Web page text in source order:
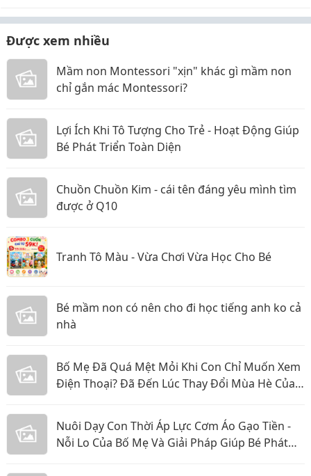
Được xem nhiều
Mầm non Montessori "xịn" khác gì mầm non
chỉ gắn mác Montessori?
Lợi Ích Khi Tô Tượng Cho Trẻ - Hoạt Động Giúp
Bé Phát Triển Toàn Diện
Chuồn Chuồn Kim - cái tên đáng yêu mình tìm
được ở Q10
Tranh Tô Màu - Vừa Chơi Vừa Học Cho Bé
Bé mầm non có nên cho đi học tiếng anh ko cả
nhà
Bố Mẹ Đã Quá Mệt Mỏi Khi Con Chỉ Muốn Xem
Điện Thoại? Đã Đến Lúc Thay Đổi Mùa Hè Của
Nuôi Dạy Con Thời Áp Lực Cơm Áo Gạo Tiền -
Nỗi Lo Của Bố Mẹ Và Giải Pháp Giúp Bé Phát